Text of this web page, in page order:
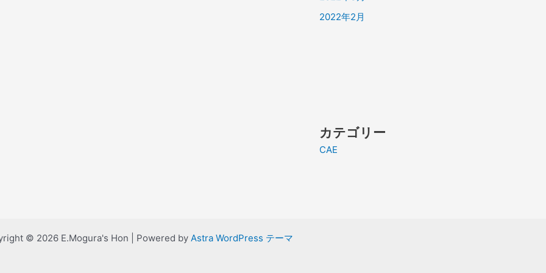
2022年2月
カテゴリー
CAE
© 2026 E.Mogura's Hon | Powered by Astra WordPress テーマ